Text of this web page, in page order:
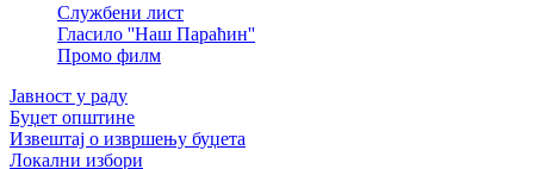
Службени лист
Гласило ''Наш Параћин''
Промо филм
Јавност у раду
Буџет општине
Извештај о извршењу буџета
Локални избори